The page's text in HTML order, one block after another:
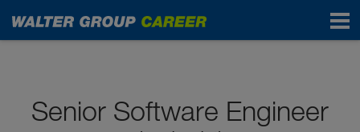
Professionals
Senior Software Engineer